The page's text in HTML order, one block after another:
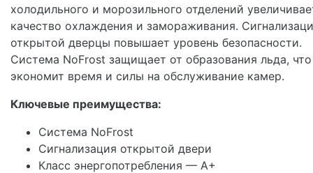
холодильного и морозильного отделений
качество охлаждения и замораживания.
открытой дверцы повышает уровень безопасности.
Система NoFrost защищает от образования льда, что
экономит время и силы на обслуживание камер.
Ключевые преимущества:
Система NoFrost
Сигнализация открытой двери
Класс энергопотребления — А+